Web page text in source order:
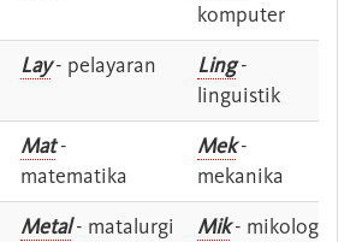
komputer
Lay- pelayaran Ling-
linguistik
Mat-
matematika
Mek-
mekanika
Metal- matalurgi Mik- mikologi